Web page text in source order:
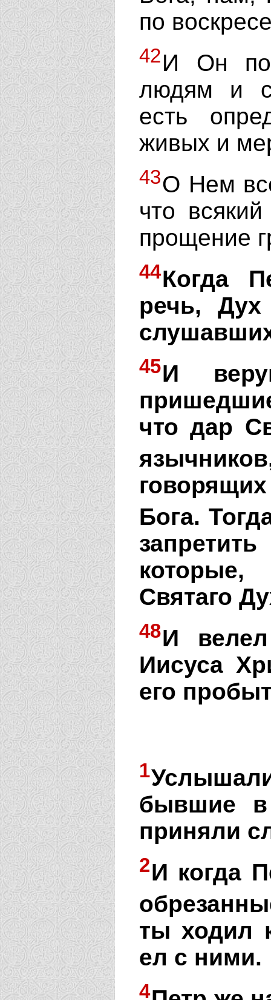
по
42И Он
людям и
есть
живых и
43О Нем
что
прощение
44Когда
речь,
45И
что дар
Бога.
Святаго
48И
Иисуса
его
1
бывшие в
приняли
2И когда
ты ходил
ел с ними.
4